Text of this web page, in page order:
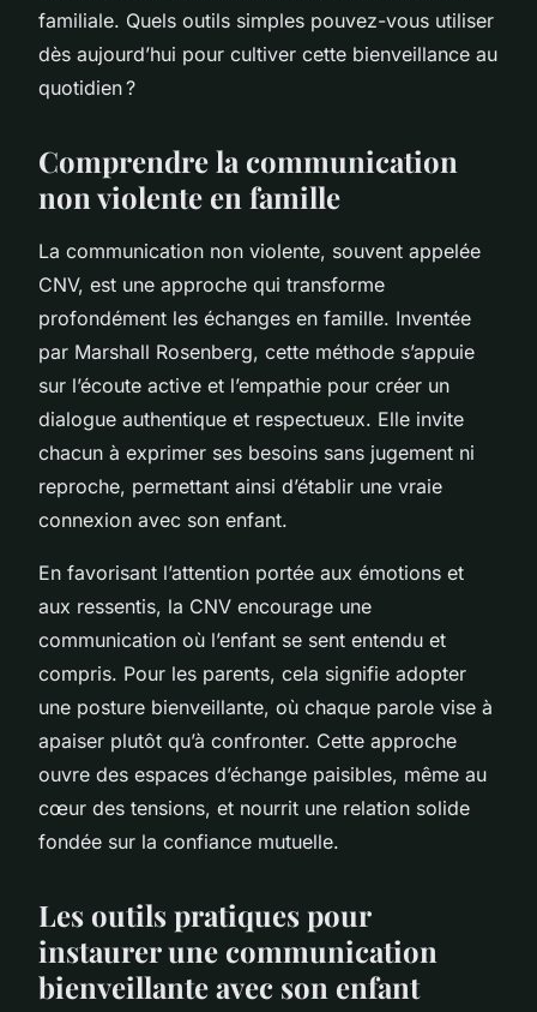
familiale. Quels outils simples pouvez-vous utiliser
dès aujourd’hui pour cultiver cette bienveillance au
quotidien ?
Comprendre la communication
non violente en famille
La communication non violente, souvent appelée
CNV, est une approche qui transforme
profondément les échanges en famille. Inventée
par Marshall Rosenberg, cette méthode s’appuie
sur l’écoute active et l’empathie pour créer un
dialogue authentique et respectueux. Elle invite
chacun à exprimer ses besoins sans jugement ni
reproche, permettant ainsi d’établir une vraie
connexion avec son enfant.
En favorisant l’attention portée aux émotions et
aux ressentis, la CNV encourage une
communication où l’enfant se sent entendu et
compris. Pour les parents, cela signifie adopter
une posture bienveillante, où chaque parole vise à
apaiser plutôt qu’à confronter. Cette approche
ouvre des espaces d’échange paisibles, même au
cœur des tensions, et nourrit une relation solide
fondée sur la confiance mutuelle.
Les outils pratiques pour
instaurer une communication
bienveillante avec son enfant